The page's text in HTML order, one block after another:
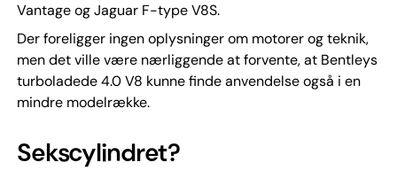
Vantage og Jaguar F-type V8S.
Der foreligger ingen oplysninger om motorer og teknik,
men det ville være nærliggende at forvente, at Bentleys
turboladede 4.0 V8 kunne finde anvendelse også i en
mindre modelrække.
Sekscylindret?